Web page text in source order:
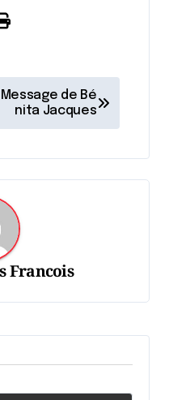
Message de Bé
nita Jacques
Francois